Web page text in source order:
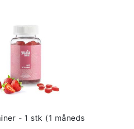
- 1 stk (1 måneds